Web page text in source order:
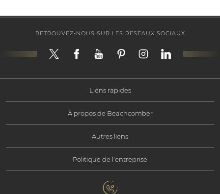
RETROUVEZ-NOUS SUR LES RESEAUX SOCIAUX
Liens rapides
Offres exceptionnelles
Ile Maurice
À propos de Beachcomber
Information Corporate
Responsabilité Sociale
Responsabilité Environnementale
Autres liens
Nous contacter
Galerie
Politique de l'entreprise
Politique de confidentialité